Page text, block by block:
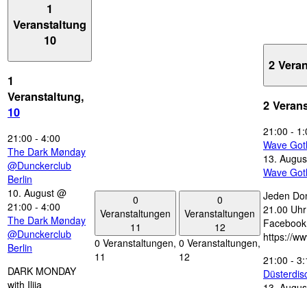
1
Veranstaltung
10
1
Veranstaltung,
10
21:00 - 4:00
The Dark Mønday
@Dunckerclub
Berlin
10. August @
21:00 - 4:00
The Dark Mønday
@Dunckerclub
Berlin
DARK MONDAY
with Ilija
0
Veranstaltungen
11
0 Veranstaltungen,
11
0
Veranstaltungen
12
0 Veranstaltungen,
12
2
2
21:00 -
Wave
13.
Wave
Jeden
21.00
https://
21:00 -